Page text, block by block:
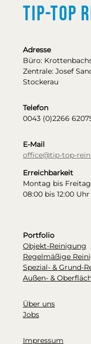
TIP-TOP
Adresse
Büro:
Zentrale: Josef
Stockerau
Telefon
0043 (0)2266
E-Mail
office@tip-top-
Erreichbarkeit
Montag bis Freitag
08:00 bis 12:00 Uhr
Portfolio
Objekt-Reinigung
Regelmäßige
Spezial- & Grund-
Außen- &
Über uns
Jobs
Impressum